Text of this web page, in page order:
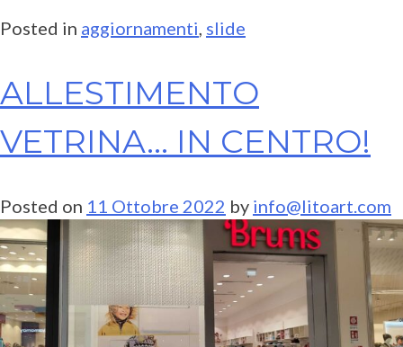
Posted in aggiornamenti, slide
ALLESTIMENTO
VETRINA… IN CENTRO!
Posted on 11 Ottobre 2022 by info@litoart.com